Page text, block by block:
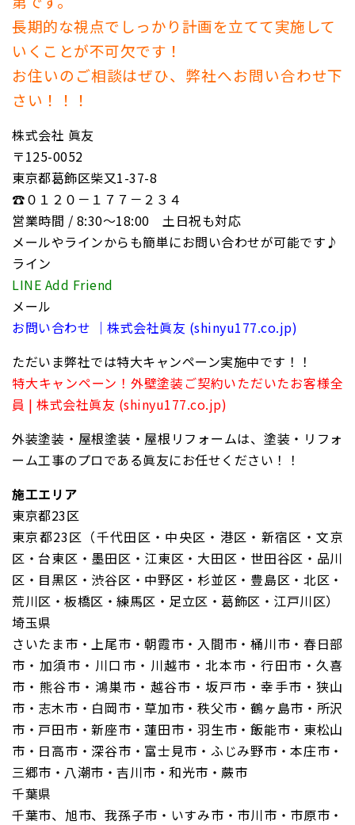
長期的な視点でしっかり計画を立てて実施して
いくことが不可欠です！
お住いのご相談はぜひ、弊社へお問い合わせ下
さい！！！
株式会社 眞友
〒125-0052
東京都葛飾区柴又1-37-8
☎０１２０－１７７－２３４
営業時間 / 8:30〜18:00 土日祝も対応
メールやラインからも簡単にお問い合わせが可能です♪
ライン
LINE Add Friend
メール
お問い合わせ ｜株式会社眞友 (shinyu177.co.jp)
ただいま弊社では特大キャンペーン実施中です！！
特大キャンペーン！外壁塗装ご契約いただいたお客様全
員 | 株式会社眞友 (shinyu177.co.jp)
外装塗装・屋根塗装・屋根リフォームは、塗装・リフォ
ーム工事のプロである眞友にお任せください！！
施工エリア
東京都23区
東京都23区（千代田区・中央区・港区・新宿区・文京
区・台東区・墨田区・江東区・大田区・世田谷区・品川
区・目黒区・渋谷区・中野区・杉並区・豊島区・北区・
荒川区・板橋区・練馬区・足立区・葛飾区・江戸川区）
埼玉県
さいたま市・上尾市・朝霞市・入間市・桶川市・春日部
市・加須市・川口市・川越市・北本市・行田市・久喜
市・熊谷市・鴻巣市・越谷市・坂戸市・幸手市・狭山
市・志木市・白岡市・草加市・秩父市・鶴ヶ島市・所沢
市・戸田市・新座市・蓮田市・羽生市・飯能市・東松山
市・日高市・深谷市・富士見市・ふじみ野市・本庄市・
三郷市・八潮市・吉川市・和光市・蕨市
千葉県
千葉市、旭市、我孫子市・いすみ市・市川市・市原市・